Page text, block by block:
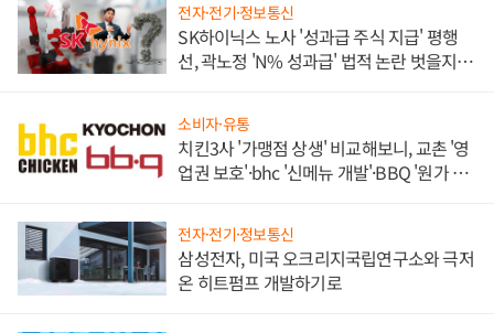
전자·전기·정보통신
SK하이닉스 노사 '성과급 주식 지급' 평행
선, 곽노정 'N% 성과급' 법적 논란 벗을지 주
소비자·유통
치킨3사 '가맹점 상생' 비교해보니, 교촌 '영
업권 보호'·bhc '신메뉴 개발'·BBQ '원가 부
전자·전기·정보통신
삼성전자, 미국 오크리지국립연구소와 극저
온 히트펌프 개발하기로